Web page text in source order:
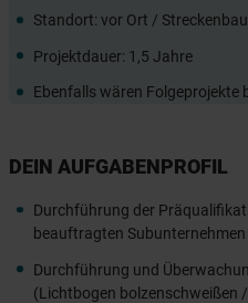
Standort: vor Ort /
Projektdauer: 1,5 Jahre
Ebenfalls wären Folgeprojekte
DEIN AUFGABENPROFIL
Durchführung der
beauftragten Subunternehmen
Durchführung und
(Lichtbogen bolzenschweißen